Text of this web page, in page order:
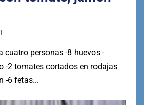
cuatro personas -8 huevos -
-2 tomates cortados en rodajas
-6 fetas...